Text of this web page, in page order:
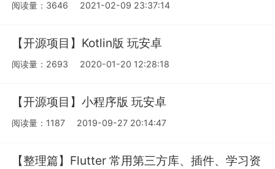
阅读量：3646 2021-02-09 23:37:14
【开源项目】Kotlin版 玩安卓
阅读量：2693 2020-01-20 12:28:18
【开源项目】小程序版 玩安卓
阅读量：1187 2019-09-27 20:14:47
【整理篇】Flutter 常用第三方库、插件、学习资